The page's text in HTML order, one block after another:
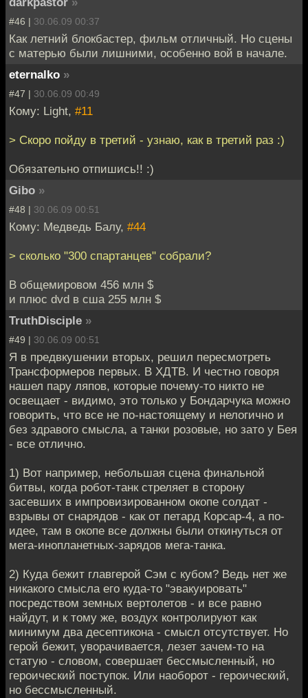
#46 | 30.06.09 00:37
Как летний блокбастер, фильм отличный. Но сцены
с матерью были лишними, особенно вой в начале.
eternalko »
#47 | 30.06.09 00:49
Кому: Light, #11
> Скоро пойду в третий - узнаю, как в третий раз :)
Обязательно отпишись!! :)
Gibo »
#48 | 30.06.09 00:51
Кому: Медведь Балу, #44
> сколько "300 спартанцев" собрали?
В общемировом 456 млн $
и плюс dvd в сша 255 млн $
TruthDisciple »
#49 | 30.06.09 00:51
Я в предвкушении вторых, решил пересмотреть
Трансформеров первых. В ХДТВ. И честно говоря
нашел пару ляпов, которые почему-то никто не
освещает - видимо, это только у Бондарчука можно
говорить, что все не по-настоящему и нелогично и
без здравого смысла, а танки розовые, но зато у Бея
- все отлично.
1) Вот например, небольшая сцена финальной
битвы, когда робот-танк стреляет в сторону
засевших в импровизированном окопе солдат -
взрывы от снарядов - как от петард Корсар-4, а по-
идее, там в окопе все должны были откинуться от
мега-инопланетных-зарядов мега-танка.
2) Куда бежит главгерой Сэм с кубом? Ведь нет же
никакого смысла его куда-то "эвакуировать"
посредством земных вертолетов - и все равно
найдут, и к тому же, воздух контролируют как
минимум два десептикона - смысл отсутствует. Но
герой бежит, уворачивается, лезет зачем-то на
статую - словом, совершает бессмысленный, но
героический поступок. Или наоборот - героический,
но бессмысленный.